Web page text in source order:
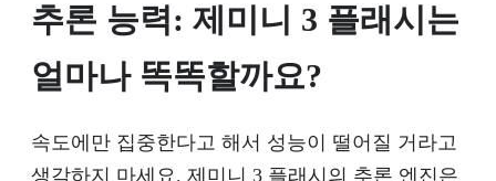
추론 능력: 제미니 3 플래시는
얼마나 똑똑할까요?
속도에만 집중한다고 해서 성능이 떨어질 거라고
생각하지 마세요. 제미니 3 플래시의 추론 엔진은